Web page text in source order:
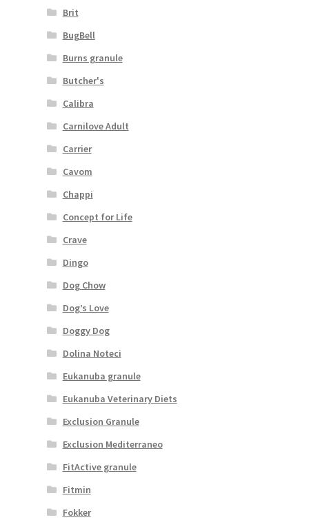
Brit
BugBell
Burns granule
Butcher's
Calibra
Carnilove Adult
Carrier
Cavom
Chappi
Concept for Life
Crave
Dingo
Dog Chow
Dog’s Love
Doggy Dog
Dolina Noteci
Eukanuba granule
Eukanuba Veterinary Diets
Exclusion Granule
Exclusion Mediterraneo
FitActive granule
Fitmin
Fokker